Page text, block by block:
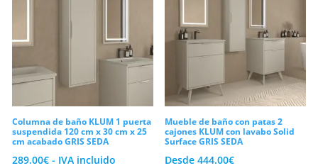
Columna de baño KLUM 1 puerta
suspendida 120 cm x 30 cm x 25
cm acabado GRIS SEDA
289.00€ - IVA incluido
Mueble de baño con patas 2
cajones KLUM con lavabo Solid
Surface GRIS SEDA
Desde444.00€